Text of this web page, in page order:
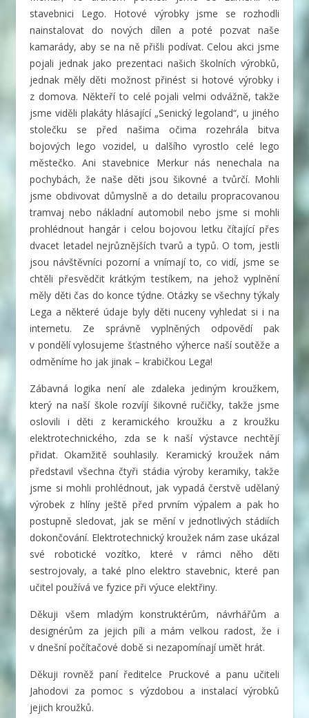
stavebnici Lego. Hotové výrobky jsme se rozhodli
nainstalovat do nových dílen a poté pozvat naše
kamarády, aby se na ně přišli podívat. Celou akci jsme
pojali jednak jako prezentaci našich školních výrobků,
jednak měly děti možnost přinést si hotové výrobky i
z domova. Někteří to celé pojali velmi odvážně, takže
jsme viděli plakáty hlásající „Senický legoland“, u jiného
stolečku se před našima očima rozehrála bitva
bojových lego vozidel, u dalšího vyrostlo celé lego
městečko. Ani stavebnice Merkur nás nenechala na
pochybách, že naše děti jsou šikovné a tvůrčí. Mohli
jsme obdivovat důmyslně a do detailu propracovanou
tramvaj nebo nákladní automobil nebo jsme si mohli
prohlédnout hangár i celou bojovou letku čítající přes
dvacet letadel nejrůznějších tvarů a typů. O tom, jestli
jsou návštěvníci pozorní a vnímají to, co vidí, jsme se
chtěli přesvědčit krátkým testíkem, na jehož vyplnění
měly děti čas do konce týdne. Otázky se všechny týkaly
Lega a některé údaje byly děti nuceny vyhledat si i na
internetu. Ze správně vyplněných odpovědí pak
v pondělí vylosujeme šťastného výherce naší soutěže a
odměníme ho jak jinak – krabičkou Lega!
Zábavná logika není ale zdaleka jediným kroužkem,
který na naší škole rozvíjí šikovné ručičky, takže jsme
oslovili i děti z keramického kroužku a z kroužku
elektrotechnického, zda se k naší výstavce nechtějí
přidat. Okamžitě souhlasily. Keramický kroužek nám
představil všechna čtyři stádia výroby keramiky, takže
jsme si mohli prohlédnout, jak vypadá čerstvě udělaný
výrobek z hlíny ještě před prvním výpalem a pak ho
postupně sledovat, jak se mění v jednotlivých stádiích
dokončování. Elektrotechnický kroužek nám zase ukázal
své robotické vozítko, které v rámci něho děti
sestrojovaly, a také plno elektro stavebnic, které pan
učitel používá ve fyzice při výuce elektřiny.
Děkuji všem mladým konstruktérům, návrhářům a
designérům za jejich píli a mám velkou radost, že i
v dnešní počítačové době si nezapomínají umět hrát.
Děkuji rovněž paní ředitelce Pruckové a panu učiteli
Jahodovi za pomoc s výzdobou a instalací výrobků
jejich kroužků.